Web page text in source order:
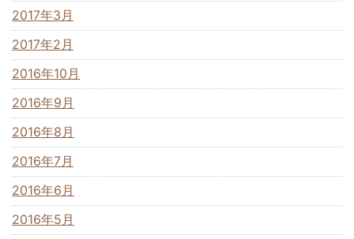
2017年3月
2017年2月
2016年10月
2016年9月
2016年8月
2016年7月
2016年6月
2016年5月